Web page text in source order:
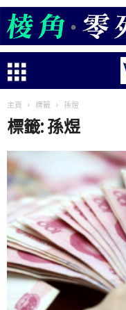
主頁 標籤 孫煜
標籤: 孫煜